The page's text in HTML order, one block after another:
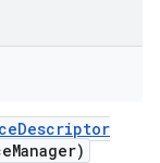
Descriptor
Manager)